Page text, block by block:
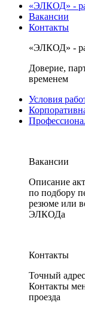
«ЭЛКОД» -
Вакансии
Контакты
«ЭЛКОД» -
Доверие,
временем
Условия
Вакансии
Описание
по подбору
резюме или
ЭЛКОДа
Контакты
Точный
Контакты
проезда